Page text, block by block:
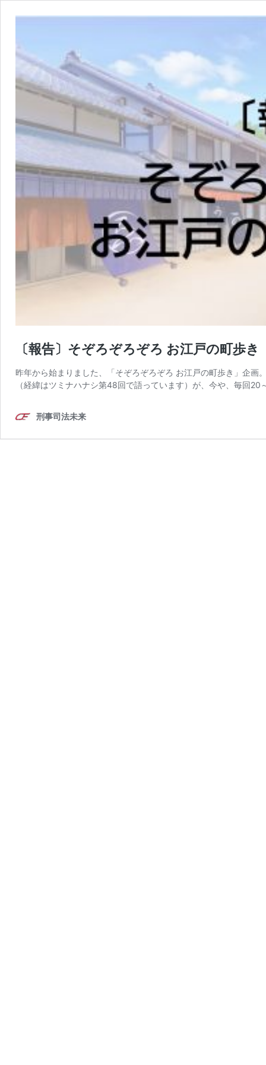
〔報告〕そぞろぞろぞろ お江戸の町歩き
昨年から始まりました、「そぞろぞろぞろ お江戸の町歩き」企
（経緯はツミナハナシ第48回で語っています）が、今や、毎回
刑事司法未来